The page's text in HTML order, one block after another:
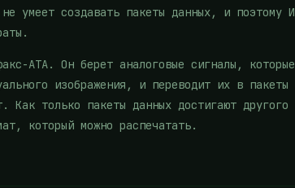
умеет создавать пакеты данных, и поэтому
ATA. Он берет аналоговые сигналы,
изображения, и переводит их в
Как только пакеты данных достигают
который можно распечатать.